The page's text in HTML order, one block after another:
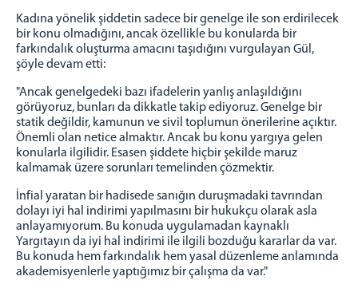
Kadına yönelik şiddetin sadece bir genelge ile son erdirilecek
bir konu olmadığını, ancak özellikle bu konularda bir
farkındalık oluşturma amacını taşıdığını vurgulayan Gül,
şöyle devam etti:
"Ancak genelgedeki bazı ifadelerin yanlış anlaşıldığını
görüyoruz, bunları da dikkatle takip ediyoruz. Genelge bir
statik değildir, kamunun ve sivil toplumun önerilerine açıktır.
Önemli olan netice almaktır. Ancak bu konu yargıya gelen
konularla ilgilidir. Esasen şiddete hiçbir şekilde maruz
kalmamak üzere sorunları temelinden çözmektir.
İnfial yaratan bir hadisede sanığın duruşmadaki tavrından
dolayı iyi hal indirimi yapılmasını bir hukukçu olarak asla
anlayamıyorum. Bu konuda uygulamadan kaynaklı
Yargıtayın da iyi hal indirimi ile ilgili bozduğu kararlar da var.
Bu konuda hem farkındalık hem yasal düzenleme anlamında
akademisyenlerle yaptığımız bir çalışma da var."